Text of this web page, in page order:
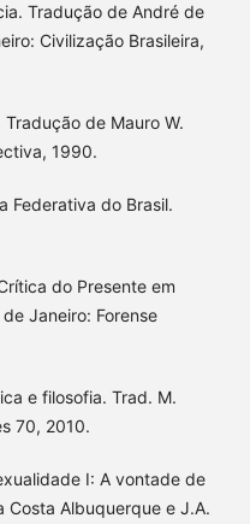
Tradução de André de
Civilização Brasileira,
Tradução de Mauro W.
1990.
Federativa do Brasil.
do Presente em
Janeiro: Forense
e filosofia. Trad. M.
70, 2010.
I: A vontade de
Costa Albuquerque e J.A.